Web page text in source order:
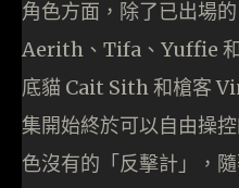
角色方面，除了已出場
Aerith、Tifa、Yuffie
底貓 Cait Sith 和槍客
集開始終於可以自由操
色沒有的「反擊計」，